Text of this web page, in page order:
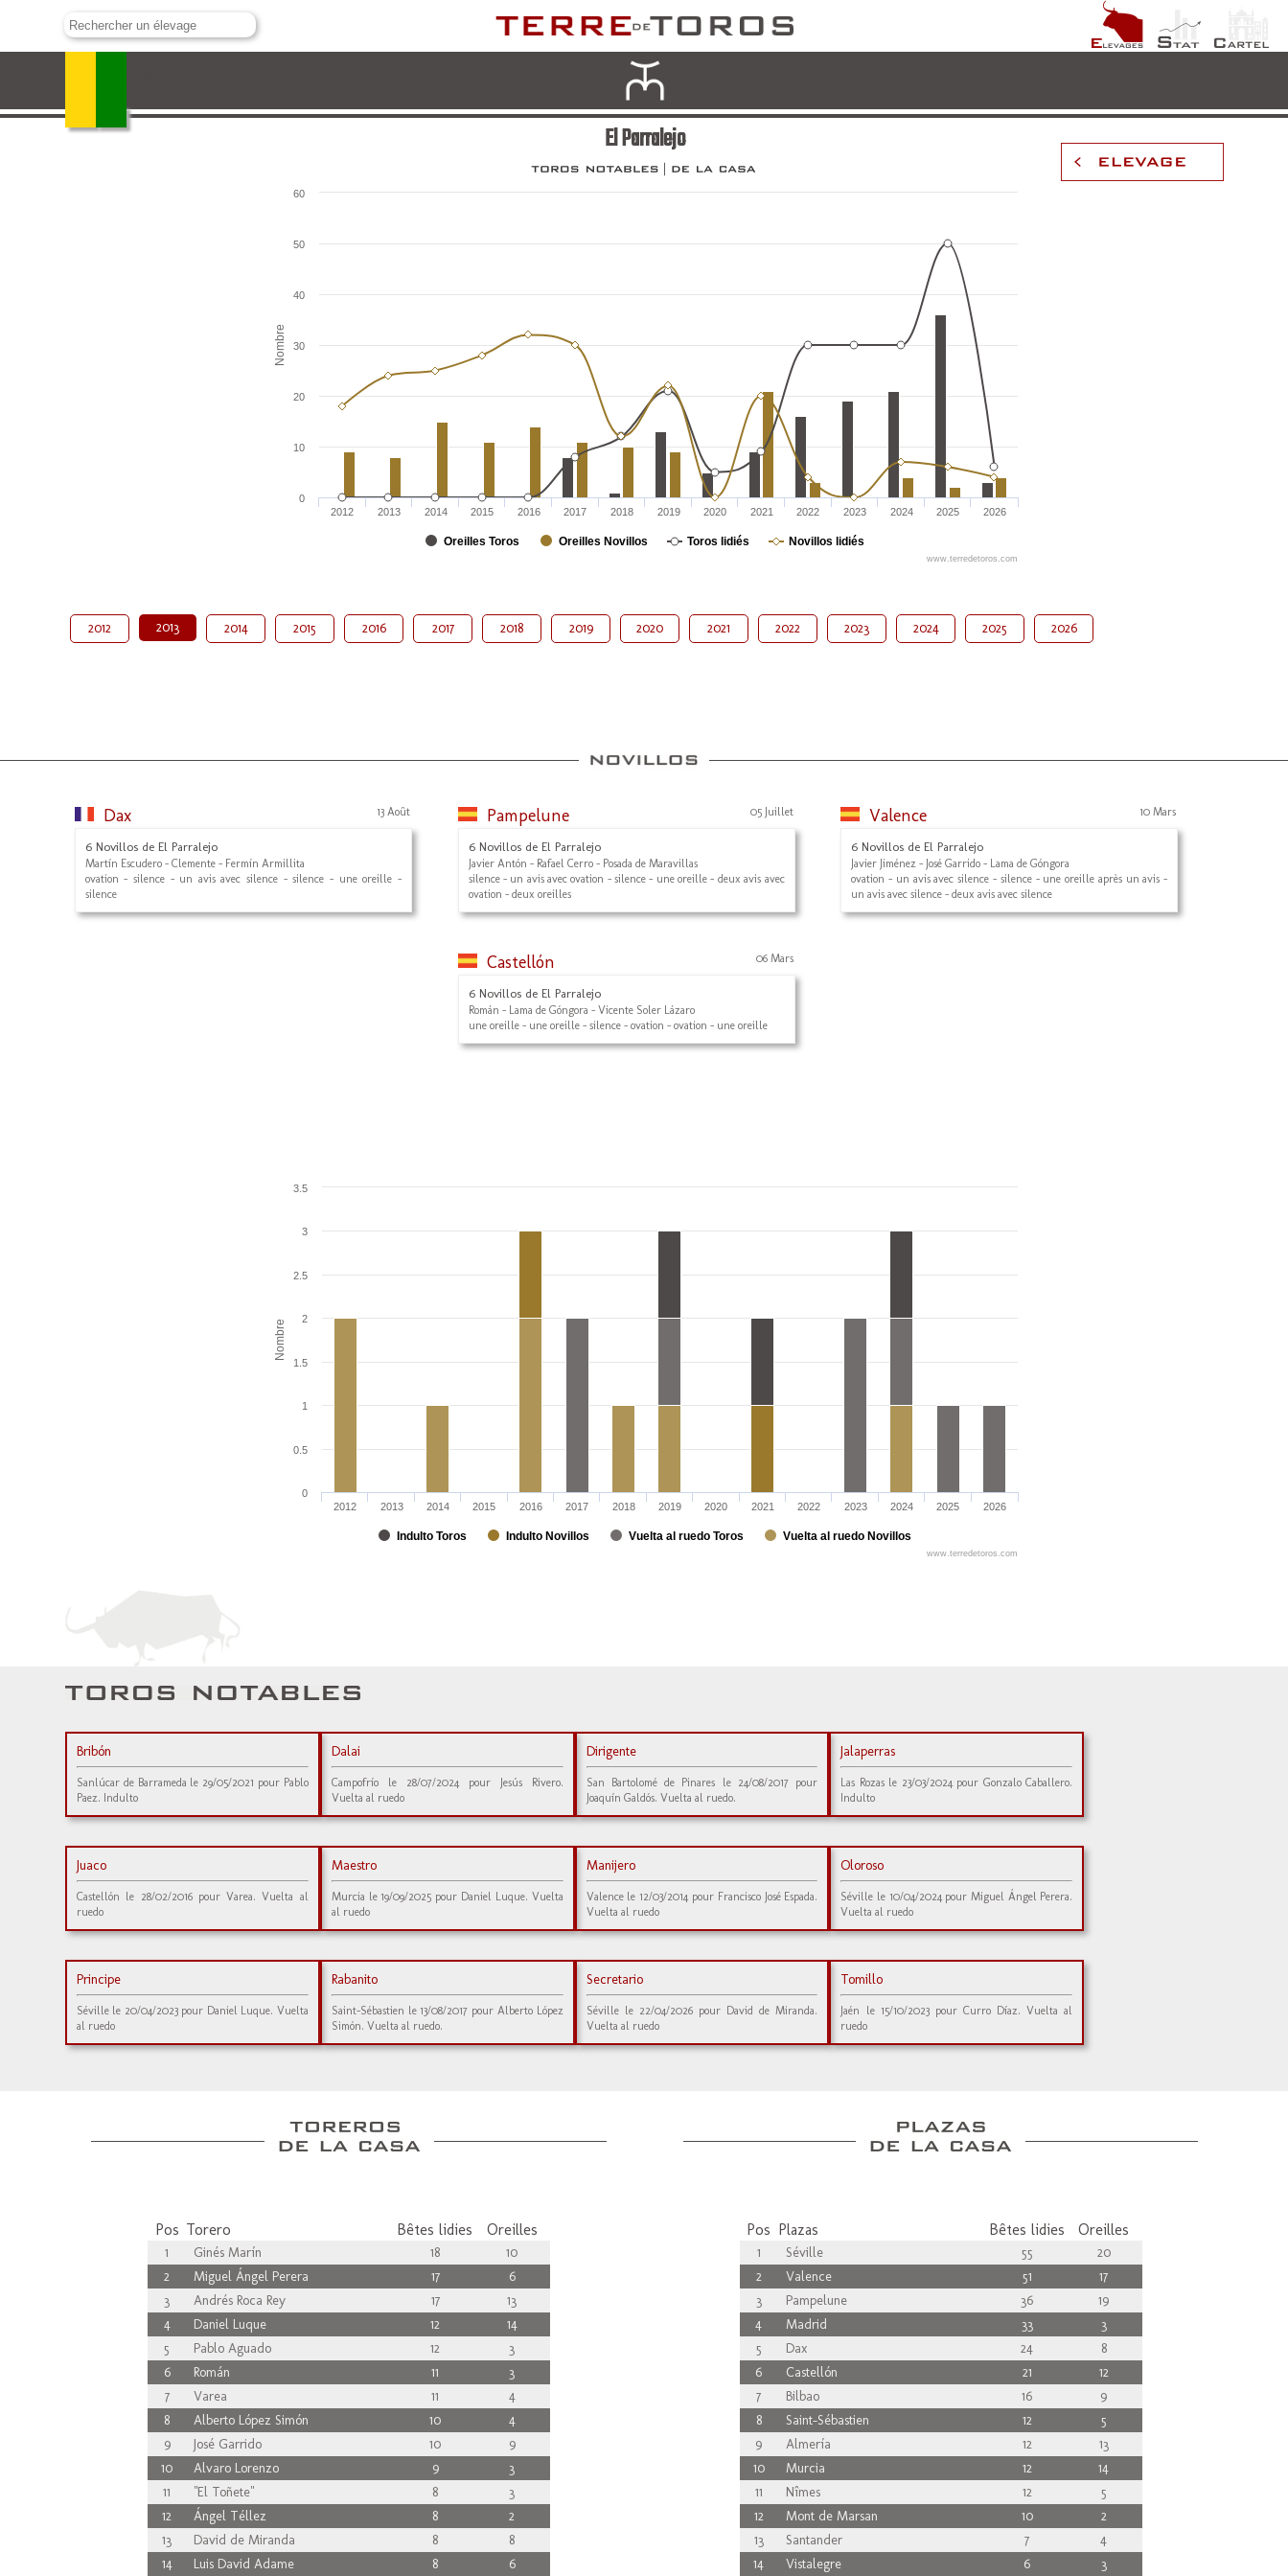
El Parralejo
Nombre
Oreilles Toros Oreilles Novillos Toros lidiés Novillos lidiés
2012 2013 2014 2015 2016 2017 2018 2019 2020 2021 2022 2023 2024 2025 2026
0
10
20
30
40
50
60
www.terredetoros.com
2012 2013 2014 2015 2016 2017 2018 2019 2020 2021 2022 2023 2024 2025 2026
Dax 13 Août
6 Novillos de El Parralejo
Martín Escudero - Clemente - Fermín Armillita
ovation - silence - un avis avec silence - silence - une oreille -
silence
Pampelune 05 Juillet
6 Novillos de El Parralejo
Javier Antón - Rafael Cerro - Posada de Maravillas
silence - un avis avec ovation - silence - une oreille - deux avis avec
ovation - deux oreilles
Valence 10 Mars
6 Novillos de El Parralejo
Javier Jiménez - José Garrido - Lama de Góngora
ovation - un avis avec silence - silence - une oreille après un avis -
un avis avec silence - deux avis avec silence
Castellón 06 Mars
6 Novillos de El Parralejo
Román - Lama de Góngora - Vicente Soler Lázaro
une oreille - une oreille - silence - ovation - ovation - une oreille
Nombre
Indulto Toros Indulto Novillos Vuelta al ruedo Toros Vuelta al ruedo Novillos
2012 2013 2014 2015 2016 2017 2018 2019 2020 2021 2022 2023 2024 2025 2026
0
0.5
1
1.5
2
2.5
3
3.5
www.terredetoros.com
Bribón
Sanlúcar de Barrameda le 29/05/2021 pour Pablo
Paez. Indulto
Dalai
Campofrío le 28/07/2024 pour Jesús Rivero.
Vuelta al ruedo
Dirigente
San Bartolomé de Pinares le 24/08/2017 pour
Joaquín Galdós. Vuelta al ruedo.
Jalaperras
Las Rozas le 23/03/2024 pour Gonzalo Caballero.
Indulto
Juaco
Castellón le 28/02/2016 pour Varea. Vuelta al
ruedo
Maestro
Murcia le 19/09/2025 pour Daniel Luque. Vuelta
al ruedo
Manijero
Valence le 12/03/2014 pour Francisco José Espada.
Vuelta al ruedo
Oloroso
Séville le 10/04/2024 pour Miguel Ángel Perera.
Vuelta al ruedo
Principe
Séville le 20/04/2023 pour Daniel Luque. Vuelta
al ruedo
Rabanito
Saint-Sébastien le 13/08/2017 pour Alberto López
Simón. Vuelta al ruedo.
Secretario
Séville le 22/04/2026 pour David de Miranda.
Vuelta al ruedo
Tomillo
Jaén le 15/10/2023 pour Curro Díaz. Vuelta al
ruedo
Pos Torero Bêtes lidies Oreilles
1 Ginés Marín 18
10
2
Miguel Ángel Perera 17
6
3
Andrés Roca Rey 17
13
4
Daniel Luque 12
14
5
Pablo Aguado 12
3
6
Román 11
3
7
Varea 11
4
8
Alberto López Simón 10
4
9
José Garrido 10
9
10
Alvaro Lorenzo 9
3
11
"El Toñete" 8
3
12
Ángel Téllez 8
2
13
David de Miranda 8
8
14
Luis David Adame 8 6
Pos Plazas Bêtes lidies Oreilles
1 Séville 55
20
2
Valence 51
17
3
Pampelune 36
19
4
Madrid 33
3
5
Dax 24
8
6
Castellón 21
12
7
Bilbao 16
9
8
Saint-Sébastien 12
5
9
Almería 12
13
10
Murcia 12
14
11
Nîmes 12
5
12
Mont de Marsan 10
2
13
Santander 7
4
14
Vistalegre 6 3